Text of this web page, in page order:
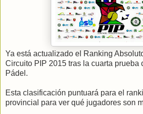
Ya está actualizado el Ranking
Circuito PIP 2015 tras la cuarta prueba
Pádel.
Esta clasificación puntuará para el
provincial para ver qué jugadores son